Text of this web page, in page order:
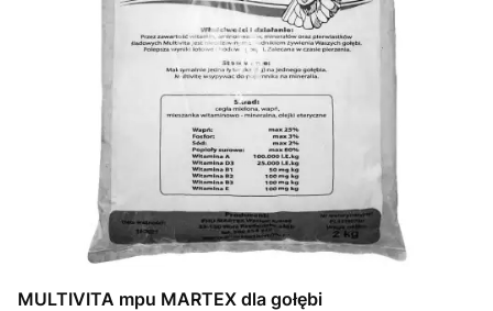
MULTIVITA mpu MARTEX dla gołębi